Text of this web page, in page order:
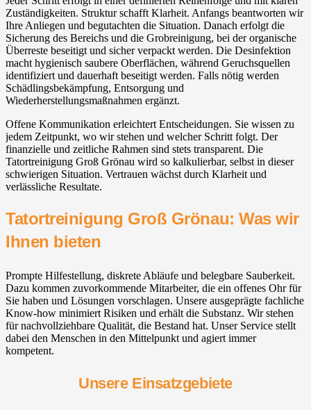
Zuständigkeiten. Struktur schafft Klarheit. Anfangs beantworten wir
Ihre Anliegen und begutachten die Situation. Danach erfolgt die
Sicherung des Bereichs und die Grobreinigung, bei der organische
Überreste beseitigt und sicher verpackt werden. Die Desinfektion
macht hygienisch saubere Oberflächen, während Geruchsquellen
identifiziert und dauerhaft beseitigt werden. Falls nötig werden
Schädlingsbekämpfung, Entsorgung und
Wiederherstellungsmaßnahmen ergänzt.
Offene Kommunikation erleichtert Entscheidungen. Sie wissen zu
jedem Zeitpunkt, wo wir stehen und welcher Schritt folgt. Der
finanzielle und zeitliche Rahmen sind stets transparent. Die
Tatortreinigung Groß Grönau wird so kalkulierbar, selbst in dieser
schwierigen Situation. Vertrauen wächst durch Klarheit und
verlässliche Resultate.
Tatortreinigung Groß Grönau: Was wir
Ihnen bieten
Prompte Hilfestellung, diskrete Abläufe und belegbare Sauberkeit.
Dazu kommen zuvorkommende Mitarbeiter, die ein offenes Ohr für
Sie haben und Lösungen vorschlagen. Unsere ausgeprägte fachliche
Know-how minimiert Risiken und erhält die Substanz. Wir stehen
für nachvollziehbare Qualität, die Bestand hat. Unser Service stellt
dabei den Menschen in den Mittelpunkt und agiert immer
kompetent.
Unsere Einsatzgebiete